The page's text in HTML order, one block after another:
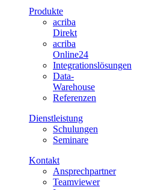
Produkte
acriba
Direkt
acriba
Online24
Integrationslösungen
Data-
Warehouse
Referenzen
Dienstleistung
Schulungen
Seminare
Kontakt
Ansprechpartner
Teamviewer